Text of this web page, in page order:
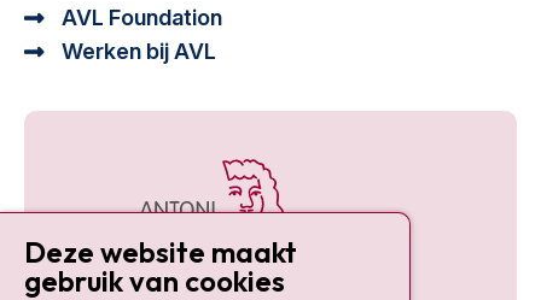
AVL Foundation
Werken bij AVL
Deze website maakt
gebruik van cookies